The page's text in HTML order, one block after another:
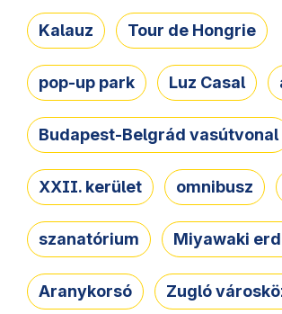
Kalauz Tour de Hongrie
pop-up park Luz Casal
Budapest-Belgrád vasútvonal
XXII. kerület omnibusz
szanatórium Miyawaki
Aranykorsó Zugló